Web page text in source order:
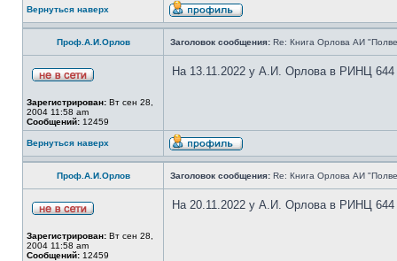
Вернуться наверх
Проф.А.И.Орлов Заголовок сообщения: Re: Книга Орлова АИ
Зарегистрирован: Вт сен 28,
2004 11:58 am
Сообщений: 12459
На 13.11.2022 у А.И. Орлова в РИНЦ 644
Вернуться наверх
Проф.А.И.Орлов Заголовок сообщения: Re: Книга Орлова АИ
Зарегистрирован: Вт сен 28,
2004 11:58 am
Сообщений: 12459
На 20.11.2022 у А.И. Орлова в РИНЦ 644